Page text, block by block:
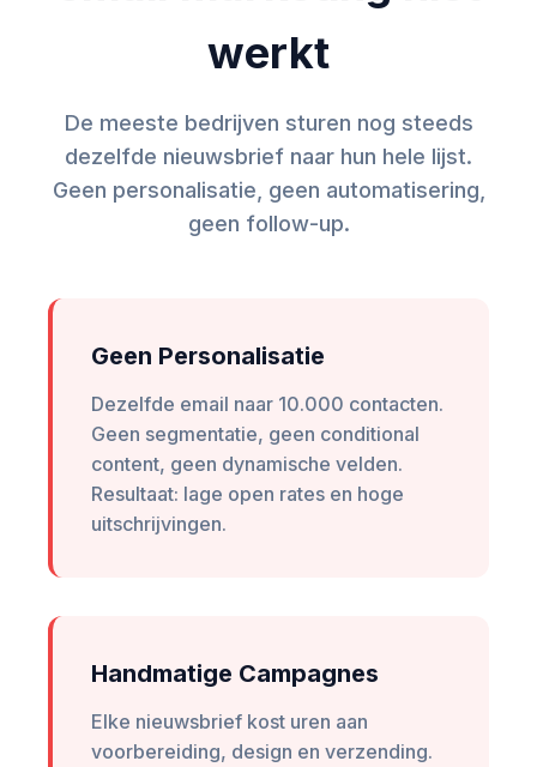
werkt
De meeste bedrijven sturen nog steeds
dezelfde nieuwsbrief naar hun hele lijst.
Geen personalisatie, geen automatisering,
geen follow-up.
Geen Personalisatie
Dezelfde email naar 10.000 contacten.
Geen segmentatie, geen conditional
content, geen dynamische velden.
Resultaat: lage open rates en hoge
uitschrijvingen.
Handmatige Campagnes
Elke nieuwsbrief kost uren aan
voorbereiding, design en verzending.